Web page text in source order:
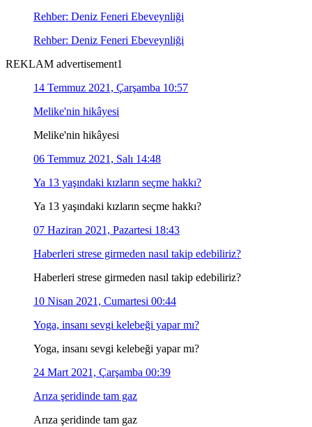
Rehber: Deniz Feneri Ebeveynliği
Rehber: Deniz Feneri Ebeveynliği
REKLAM advertisement1
14 Temmuz 2021, Çarşamba 10:57
Melike'nin hikâyesi
Melike'nin hikâyesi
06 Temmuz 2021, Salı 14:48
Ya 13 yaşındaki kızların seçme hakkı?
Ya 13 yaşındaki kızların seçme hakkı?
07 Haziran 2021, Pazartesi 18:43
Haberleri strese girmeden nasıl takip edebiliriz?
Haberleri strese girmeden nasıl takip edebiliriz?
10 Nisan 2021, Cumartesi 00:44
Yoga, insanı sevgi kelebeği yapar mı?
Yoga, insanı sevgi kelebeği yapar mı?
24 Mart 2021, Çarşamba 00:39
Arıza şeridinde tam gaz
Arıza şeridinde tam gaz